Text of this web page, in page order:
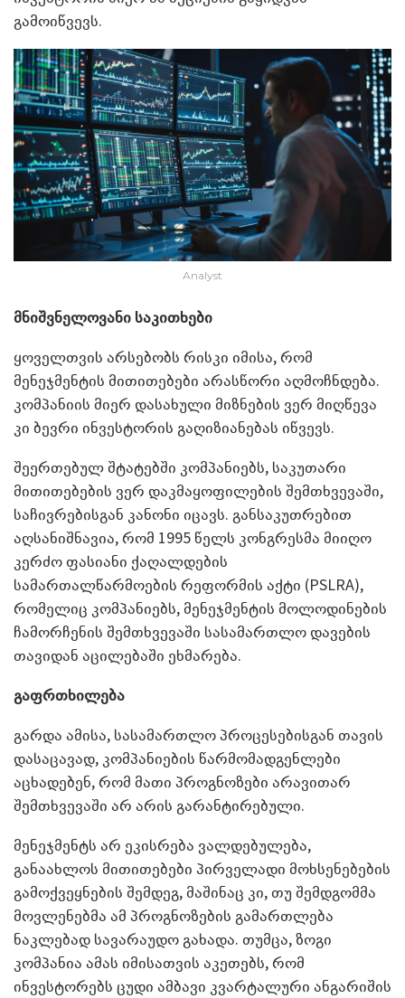
გამოიწვევს.
Analyst
მნიშვნელოვანი საკითხები
ყოველთვის არსებობს რისკი იმისა, რომ
მენეჯმენტის მითითებები არასწორი აღმოჩნდება.
კომპანიის მიერ დასახული მიზნების ვერ მიღწევა
კი ბევრი ინვესტორის გაღიზიანებას იწვევს.
შეერთებულ შტატებში კომპანიებს, საკუთარი
მითითებების ვერ დაკმაყოფილების შემთხვევაში,
საჩივრებისგან კანონი იცავს. განსაკუთრებით
აღსანიშნავია, რომ 1995 წელს კონგრესმა მიიღო
კერძო ფასიანი ქაღალდების
სამართალწარმოების რეფორმის აქტი (PSLRA),
რომელიც კომპანიებს, მენეჯმენტის მოლოდინების
ჩამორჩენის შემთხვევაში სასამართლო დავების
თავიდან აცილებაში ეხმარება.
გაფრთხილება
გარდა ამისა, სასამართლო პროცესებისგან თავის
დასაცავად, კომპანიების წარმომადგენლები
აცხადებენ, რომ მათი პროგნოზები არავითარ
შემთხვევაში არ არის გარანტირებული.
მენეჯმენტს არ ეკისრება ვალდებულება,
განაახლოს მითითებები პირველადი მოხსენებების
გამოქვეყნების შემდეგ, მაშინაც კი, თუ შემდგომმა
მოვლენებმა ამ პროგნოზების გამართლება
ნაკლებად სავარაუდო გახადა. თუმცა, ზოგი
კომპანია ამას იმისათვის აკეთებს, რომ
ინვესტორებს ცუდი ამბავი კვარტალური ანგარიშის